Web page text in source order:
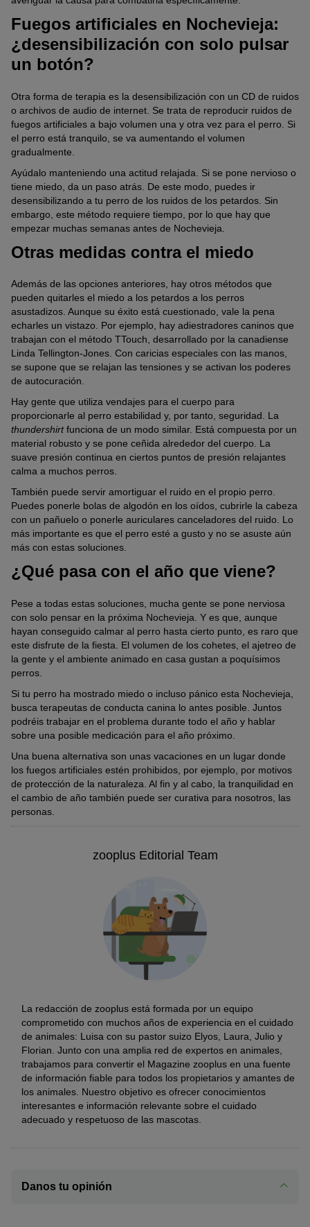
Fuegos artificiales en Nochevieja:
¿desensibilización con solo pulsar
un botón?
Otra forma de terapia es la desensibilización con un CD de ruidos
o archivos de audio de internet. Se trata de reproducir ruidos de
fuegos artificiales a bajo volumen una y otra vez para el perro. Si
el perro está tranquilo, se va aumentando el volumen
gradualmente.
Ayúdalo manteniendo una actitud relajada. Si se pone nervioso o
tiene miedo, da un paso atrás. De este modo, puedes ir
desensibilizando a tu perro de los ruidos de los petardos. Sin
embargo, este método requiere tiempo, por lo que hay que
empezar muchas semanas antes de Nochevieja.
Otras medidas contra el miedo
Además de las opciones anteriores, hay otros métodos que
pueden quitarles el miedo a los petardos a los perros
asustadizos. Aunque su éxito está cuestionado, vale la pena
echarles un vistazo. Por ejemplo, hay adiestradores caninos que
trabajan con el método TTouch, desarrollado por la canadiense
Linda Tellington-Jones. Con caricias especiales con las manos,
se supone que se relajan las tensiones y se activan los poderes
de autocuración.
Hay gente que utiliza vendajes para el cuerpo para
proporcionarle al perro estabilidad y, por tanto, seguridad. La
thundershirtfunciona de un modo similar. Está compuesta por un
material robusto y se pone ceñida alrededor del cuerpo. La
suave presión continua en ciertos puntos de presión relajantes
calma a muchos perros.
También puede servir amortiguar el ruido en el propio perro.
Puedes ponerle bolas de algodón en los oídos, cubrirle la cabeza
con un pañuelo o ponerle auriculares canceladores del ruido. Lo
más importante es que el perro esté a gusto y no se asuste aún
más con estas soluciones.
¿Qué pasa con el año que viene?
Pese a todas estas soluciones, mucha gente se pone nerviosa
con solo pensar en la próxima Nochevieja. Y es que, aunque
hayan conseguido calmar al perro hasta cierto punto, es raro que
este disfrute de la fiesta. El volumen de los cohetes, el ajetreo de
la gente y el ambiente animado en casa gustan a poquísimos
perros.
Si tu perro ha mostrado miedo o incluso pánico esta Nochevieja,
busca terapeutas de conducta canina lo antes posible. Juntos
podréis trabajar en el problema durante todo el año y hablar
sobre una posible medicación para el año próximo.
Una buena alternativa son unas vacaciones en un lugar donde
los fuegos artificiales estén prohibidos, por ejemplo, por motivos
de protección de la naturaleza. Al fin y al cabo, la tranquilidad en
el cambio de año también puede ser curativa para nosotros, las
personas.
zooplus Editorial Team
La redacción de zooplus está formada por un equipo
comprometido con muchos años de experiencia en el cuidado
de animales: Luisa con su pastor suizo Elyos, Laura, Julio y
Florian. Junto con una amplia red de expertos en animales,
trabajamos para convertir el Magazine zooplus en una fuente
de información fiable para todos los propietarios y amantes de
los animales. Nuestro objetivo es ofrecer conocimientos
interesantes e información relevante sobre el cuidado
adecuado y respetuoso de las mascotas.
Danos tu opinión